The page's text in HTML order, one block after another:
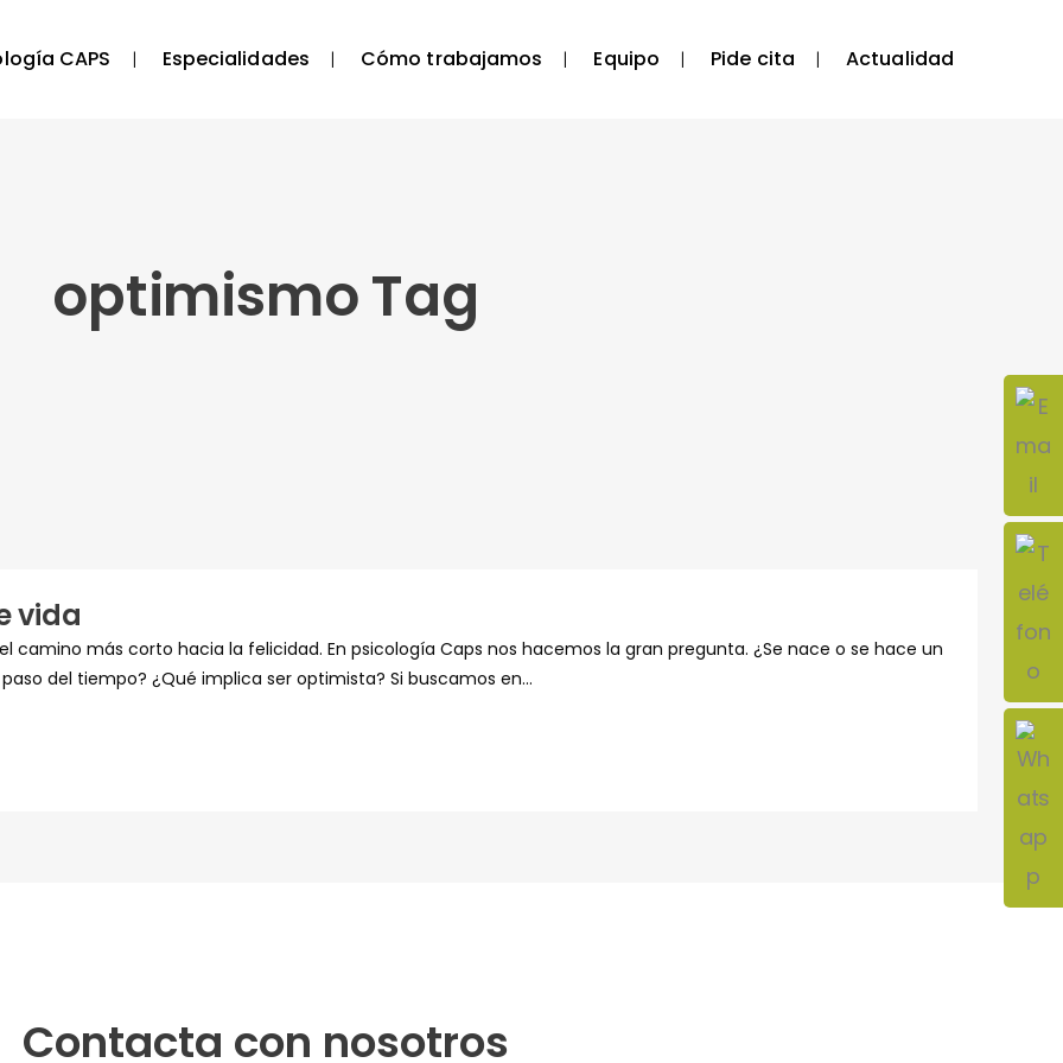
CAPS Especialidades Cómo trabajamos Equipo Pide cita Actualidad
optimismo Tag
vida
más corto hacia la felicidad. En psicología Caps nos hacemos la gran pregunta. ¿Se nace o se hace un
del tiempo? ¿Qué implica ser optimista? Si buscamos en...
Contacta con nosotros